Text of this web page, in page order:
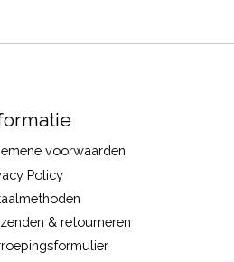
voorwaarden
Policy
& retourneren